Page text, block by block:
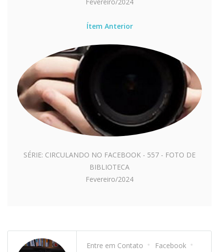
Ítem Anterior
SÉRIE: CIRCULANDO NO FACEBOOK - 557 - FOTO DE
BIBLIOTECA
Fevereiro/2024
Entre em Contato
Facebook